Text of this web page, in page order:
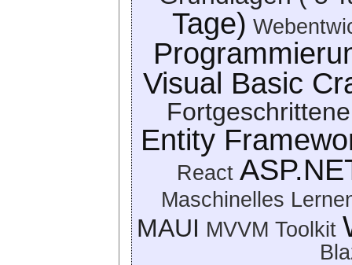
Tage)
Visual Basic
Fortgeschrittene
Entity
React
Maschinelles
MAUI MVVM Toolkit